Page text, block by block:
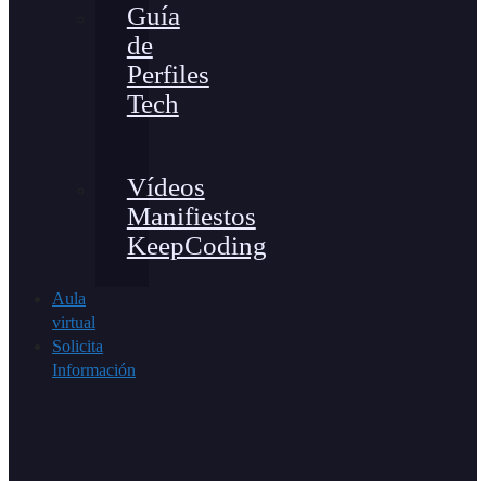
Guía
de
Perfiles
Tech
Vídeos
Manifiestos
KeepCoding
Aula
virtual
Solicita
Información